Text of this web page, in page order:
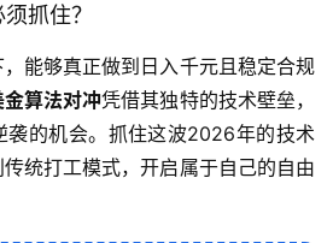
抓住？
能够真正做到日入千元且稳定合规
算法对冲凭借其独特的技术壁垒，
袭的机会。抓住这波2026年的技术
统打工模式，开启属于自己的自由